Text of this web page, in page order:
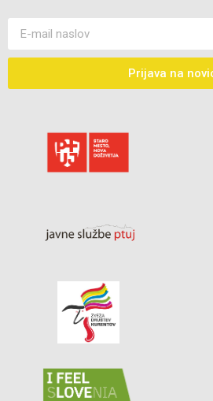
Prijava na